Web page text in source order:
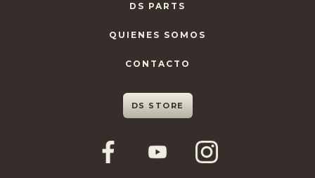
DS PARTS
QUIENES SOMOS
CONTACTO
DS STORE